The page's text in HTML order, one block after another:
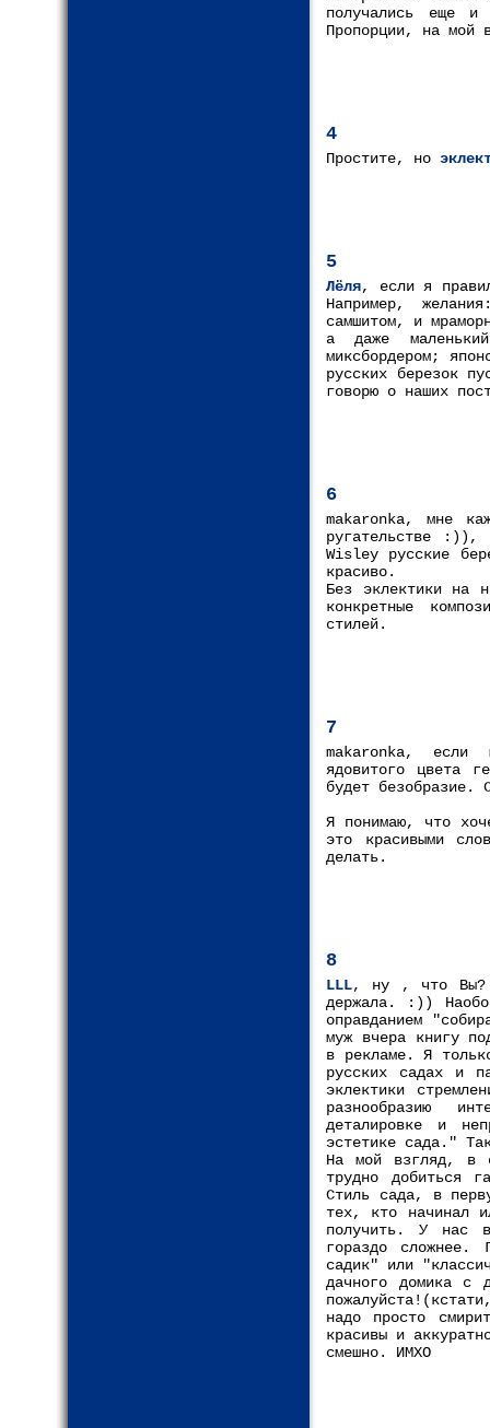
получались еще
Пропорции, на мой
4
Простите, но
5
Лёля, если я
Например,
самшитом, и
а даже
миксбордером;
русских березок
говорю о наших
6
makaronka, мне
ругательстве :)),
Wisley русские
красиво.
Без эклектики на
конкретные
стилей.
7
makaronka, если
ядовитого цвета
будет безобразие.
Я понимаю, что
это красивыми
делать.
8
LLL, ну , что Вы?
держала. :))
оправданием
муж вчера книгу
в рекламе. Я
русских садах и
эклектики
разнообразию
деталировке и
эстетике сада."
На мой взгляд, в
трудно добиться
Стиль сада, в
тех, кто начинал
получить. У нас
гораздо сложнее.
садик" или
дачного домика с
надо просто
красивы и
смешно. ИМХО